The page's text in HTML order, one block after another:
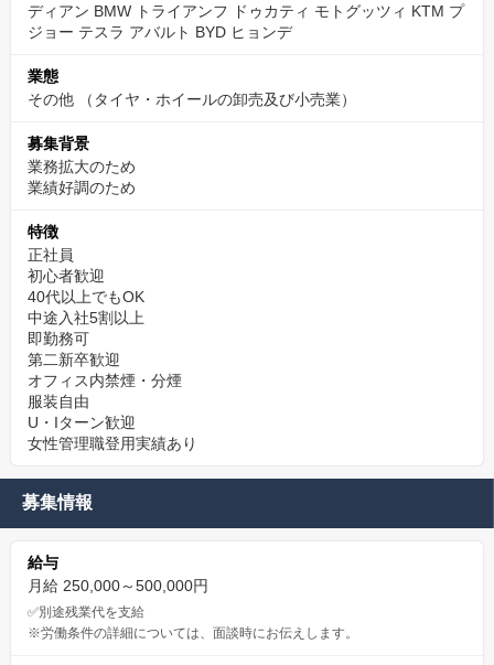
ディアン BMW トライアンフ ドゥカティ モトグッツィ KTM プ
ジョー テスラ アバルト BYD ヒョンデ
業態
その他
（タイヤ・ホイールの卸売及び小売業）
募集背景
業務拡大のため
業績好調のため
特徴
正社員
初心者歓迎
40代以上でもOK
中途入社5割以上
即勤務可
第二新卒歓迎
オフィス内禁煙・分煙
服装自由
U・Iターン歓迎
女性管理職登用実績あり
募集情報
給与
月給 250,000～500,000円
✅別途残業代を支給
※労働条件の詳細については、面談時にお伝えします。